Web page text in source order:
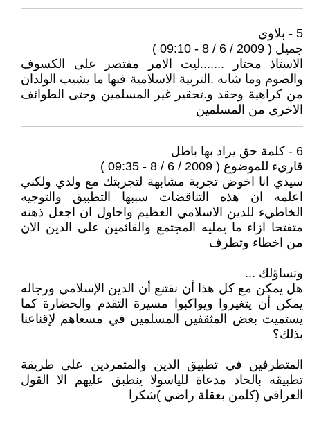
5 - بلاوي
جميل ( 2009 / 6 / 8 - 09:10 )
الاستاذ مختار .......ليت الامر مفتصر على الكسوف
والصوم وما شابه .التربية الاسلامية فبها ما يشيب الولدان
من كراهية وحقد و.تحقير غير المسلمين وحتى الطوائف
الاخرى من المسلمين
6 - كلمة حق يراد بها باطل
قاريء للموضوع ( 2009 / 6 / 8 - 09:35 )
سيدي انا اخوض تجربة مشابهة لتجربتك مع ولدي ولكني
اعلمه ان هذه التناقضات سببها التطبيق والتوجيه
الخاطيء للدين الاسلامي العظيم واحاول ان اجعل ذهنه
متفتحا ازاء ما يمليه المجتمع والقائمين على الدين الان
من اخطاء وتطرف
وتساؤلك ...
هل يمكن مع كل هذا أن نقتنع أن الدين الإسلامي ورجاله
يمكن أن يتغيروا ويواكبوا مسيرة التقدم والحضارة كما
يستميت بعض المثقفين المسلمين في مسعاهم لإقناعنا
بذلك؟
المتطرفين في تطبيق الدين والمتمردين على طريقة
تطبيقه بالحاد مدعاة للياسولا ينطبق عليهم الا القول
العراقي (كلمن بعقلة راضي )شكرا